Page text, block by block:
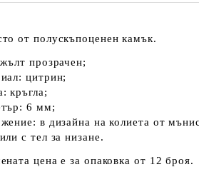
от полускъпоценен камък.
прозрачен;
цитрин;
кръгла;
6 мм;
в дизайна на колиета от
с тел за низане.
цена е за опаковка от 12 броя.